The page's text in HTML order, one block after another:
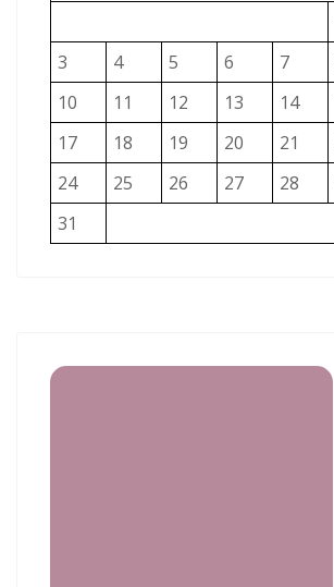
3
4 5 6 7
10
11 12 13 14
17
18 19 20 21
24
25 26 27 28
31